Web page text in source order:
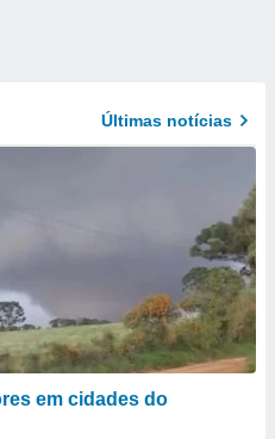
Últimas notícias
em cidades do